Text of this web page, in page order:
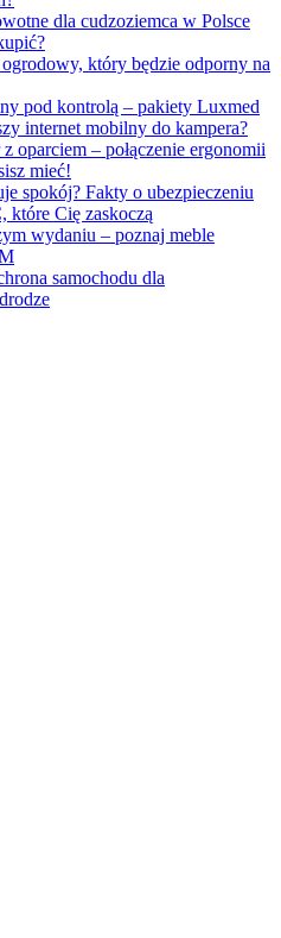
dla cudzoziemca w Polsce
który będzie odporny na
pod kontrolą – pakiety Luxmed
internet mobilny do kampera?
oparciem – połączenie ergonomii
mieć!
spokój? Fakty o ubezpieczeniu
które Cię zaskoczą
wydaniu – poznaj meble
samochodu dla